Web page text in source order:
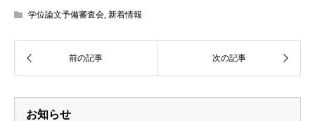
学位論文予備審査会, 新着情報
お知らせ